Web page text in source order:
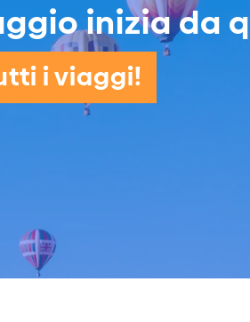
inizia da
i viaggi!